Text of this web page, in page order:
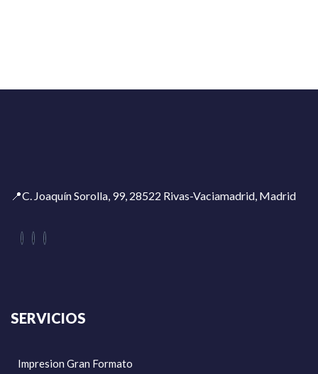
📍C. Joaquín Sorolla, 99, 28522 Rivas-Vaciamadrid, Madrid
SERVICIOS
Impresion Gran Formato